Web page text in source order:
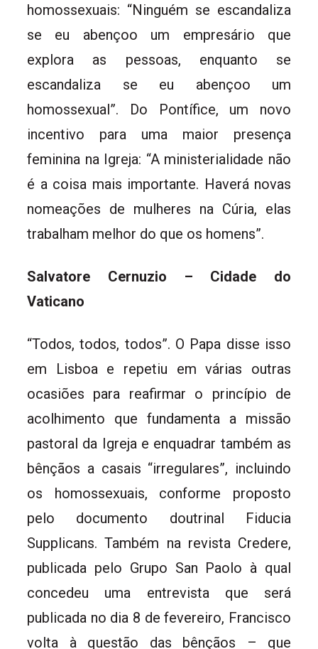
homossexuais: “Ninguém se escandaliza
se eu abençoo um empresário que
explora as pessoas, enquanto se
escandaliza se eu abençoo um
homossexual”. Do Pontífice, um novo
incentivo para uma maior presença
feminina na Igreja: “A ministerialidade não
é a coisa mais importante. Haverá novas
nomeações de mulheres na Cúria, elas
trabalham melhor do que os homens”.
Salvatore Cernuzio – Cidade do
Vaticano
“Todos, todos, todos”. O Papa disse isso
em Lisboa e repetiu em várias outras
ocasiões para reafirmar o princípio de
acolhimento que fundamenta a missão
pastoral da Igreja e enquadrar também as
bênçãos a casais “irregulares”, incluindo
os homossexuais, conforme proposto
pelo documento doutrinal Fiducia
Supplicans. Também na revista Credere,
publicada pelo Grupo San Paolo à qual
concedeu uma entrevista que será
publicada no dia 8 de fevereiro, Francisco
volta à questão das bênçãos – que